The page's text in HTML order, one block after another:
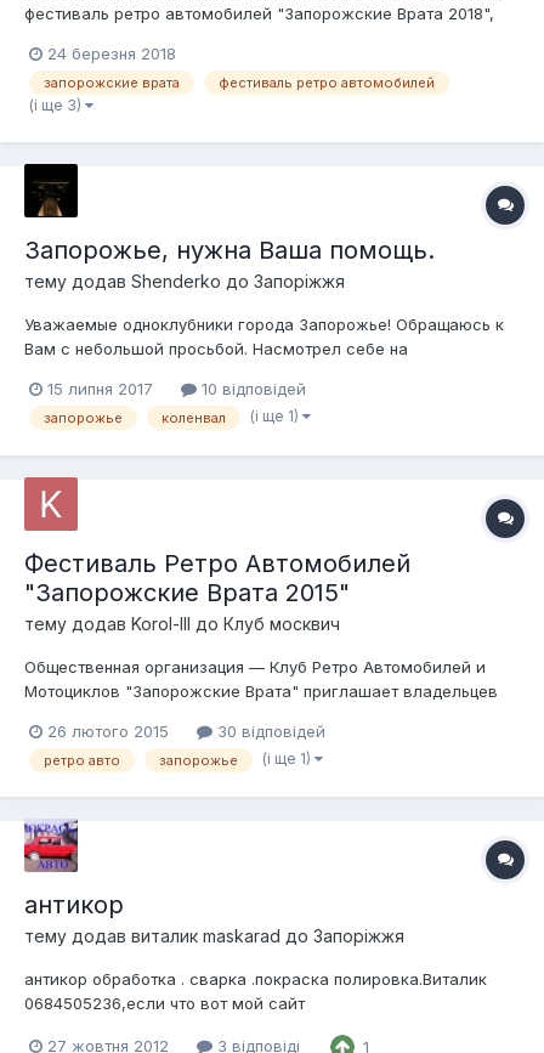
фестиваль ретро автомобилей "Запорожские Врата 2018",
откроем регистрацию на нашем сайте. О подробностях
будем информировать. Приезжайте!
24 березня 2018
запорожские врата фестиваль ретро автомобилей
(і ще 3)
Запорожье, нужна Ваша помощь.
тему додав Shenderko до Запоріжжя
Уважаемые одноклубники города Запорожье! Обращаюсь к
Вам с небольшой просьбой. Насмотрел себе на
Предварительные договоренности с продавцом есть,
уверяет что колено хорошее, но как говорят - доверяй, но
15 липня 2017 10 відповідей
запорожье коленвал (і ще 1)
Фестиваль Ретро Автомобилей
"Запорожские Врата 2015"
тему додав Korol-III до Клуб москвич
Общественная организация — Клуб Ретро Автомобилей и
Мотоциклов "Запорожские Врата" приглашает владельцев
Автомобилей "Запорожские Врата 2015" 16-17 мая 2015 года
в г.Запорожье на стадионе КПУ (бывший "Локомотив")
26 лютого 2015 30 відповідей
ретро авто запорожье (і ще 1)
антикор
тему додав виталик maskarad до Запоріжжя
антикор обработка . сварка .покраска полировка.Виталик
0684505236,если что вот мой сайт
27 жовтня 2012
3 відповіді 1